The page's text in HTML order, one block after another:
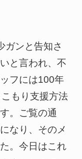
ガンと告知さ
と言われ、不
フには100年
もり支援方法
。ご覧の通
なり、そのメ
。今日はこれ